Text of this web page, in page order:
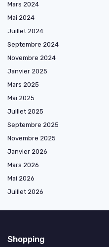
Mars 2024
Mai 2024
Juillet 2024
Septembre 2024
Novembre 2024
Janvier 2025
Mars 2025
Mai 2025
Juillet 2025
Septembre 2025
Novembre 2025
Janvier 2026
Mars 2026
Mai 2026
Juillet 2026
Shopping